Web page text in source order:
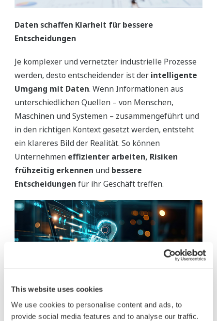
This website uses cookies
We use cookies to personalise content and ads, to
provide social media features and to analyse our traffic.
Daten schaffen Klarheit für bessere
Entscheidungen
Je komplexer und vernetzter industrielle Prozesse
werden, desto entscheidender ist der intelligente
Umgang mit Daten. Wenn Informationen aus
unterschiedlichen Quellen – von Menschen,
Maschinen und Systemen – zusammengeführt und
in den richtigen Kontext gesetzt werden, entsteht
ein klareres Bild der Realität. So können
Unternehmen effizienter arbeiten, Risiken
frühzeitig erkennen und bessere
Entscheidungen für ihr Geschäft treffen.